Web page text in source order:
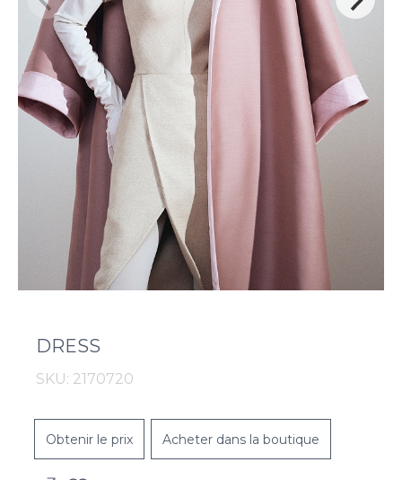
DRESS
SKU: 2170720
Obtenir le prix Acheter dans la boutique